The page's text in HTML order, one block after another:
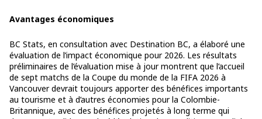
Avantages économiques
BC Stats, en consultation avec Destination BC, a élaboré une
évaluation de l’impact économique pour 2026. Les résultats
préliminaires de l’évaluation mise à jour montrent que l’accueil
de sept matchs de la Coupe du monde de la FIFA 2026 à
Vancouver devrait toujours apporter des bénéfices importants
au tourisme et à d’autres économies pour la Colombie-
Britannique, avec des bénéfices projetés à long terme qui